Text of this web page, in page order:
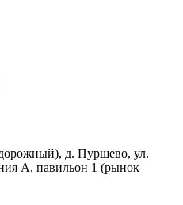
д. Пуршево, ул.
А, павильон 1 (рынок